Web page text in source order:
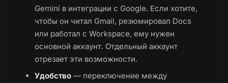
Gemini в интеграции с Google. Если хотите,
чтобы он читал Gmail, резюмировал Docs
или работал с Workspace, ему нужен
основной аккаунт. Отдельный аккаунт
отрезает эти возможности.
Удобство — переключение между